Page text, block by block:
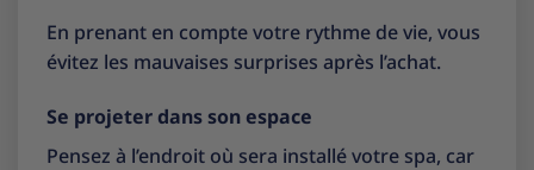
En prenant en compte votre rythme de vie, vous
évitez les mauvaises surprises après l’achat.
Se projeter dans son espace
Pensez à l’endroit où sera installé votre spa, car